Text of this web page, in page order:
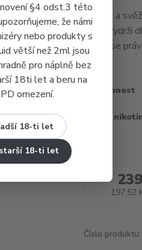
§4 odst.3 této
že námi
nebo produkty s
větší než 2ml jsou
pro náplně bez
18ti let a beru na
omezení.
18-ti let
18-ti let
Sladké a
která vydrží
byste se
Dostupnost
Obsah
197,52
Číslo produktu: